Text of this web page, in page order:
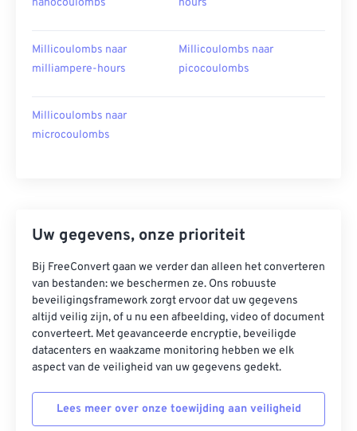
nanocoulombs hours
Millicoulombs naar
milliampere-hours
Millicoulombs naar
picocoulombs
Millicoulombs naar
microcoulombs
Uw gegevens, onze prioriteit
Bij FreeConvert gaan we verder dan alleen het converteren
van bestanden: we beschermen ze. Ons robuuste
beveiligingsframework zorgt ervoor dat uw gegevens
altijd veilig zijn, of u nu een afbeelding, video of document
converteert. Met geavanceerde encryptie, beveiligde
datacenters en waakzame monitoring hebben we elk
aspect van de veiligheid van uw gegevens gedekt.
Lees meer over onze toewijding aan veiligheid